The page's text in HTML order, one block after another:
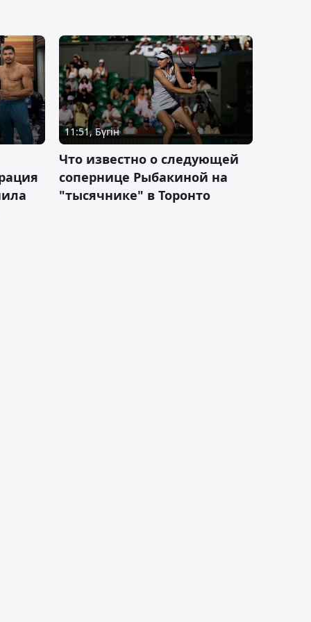
11:51, Бүгін
Что известно о следующей
сопернице Рыбакиной на
"тысячнике" в Торонто